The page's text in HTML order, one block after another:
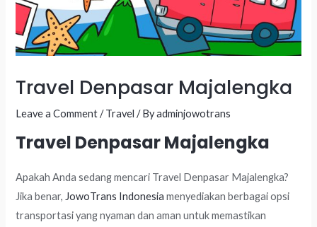
Travel Denpasar Majalengka
Leave a Comment /Travel / Byadminjowotrans
Travel Denpasar Majalengka
Apakah Anda sedang mencari Travel Denpasar Majalengka?
Jika benar, JowoTrans Indonesia menyediakan berbagai opsi
transportasi yang nyaman dan aman untuk memastikan